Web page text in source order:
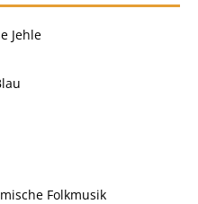
Jehle
Folkmusik